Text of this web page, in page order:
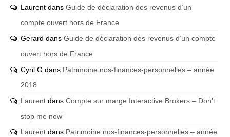
Laurent dans Guide de déclaration des revenus d’un
compte ouvert hors de France
Gerard dans Guide de déclaration des revenus d’un compte
ouvert hors de France
Cyril G dans Patrimoine nos-finances-personnelles – année
2018
Laurent dans Compte sur marge Interactive Brokers – Don’t
stop me now
Laurent dans Patrimoine nos-finances-personnelles – année